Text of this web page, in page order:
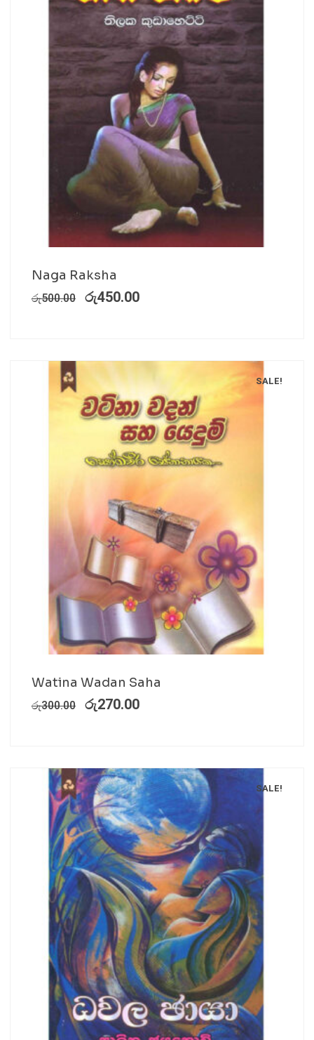
Naga Raksha
රු500.00 රු450.00
SALE!
Watina Wadan Saha
රු300.00 රු270.00
SALE!